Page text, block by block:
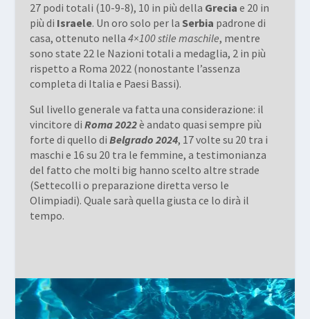
27 podi totali (10-9-8), 10 in più della Grecia e 20 in
più di Israele. Un oro solo per la Serbia padrone di
casa, ottenuto nella 4×100 stile maschile, mentre
sono state 22 le Nazioni totali a medaglia, 2 in più
rispetto a Roma 2022 (nonostante l’assenza
completa di Italia e Paesi Bassi).
Sul livello generale va fatta una considerazione: il
vincitore di Roma 2022è andato quasi sempre più
forte di quello di Belgrado 2024, 17 volte su 20 tra i
maschi e 16 su 20 tra le femmine, a testimonianza
del fatto che molti big hanno scelto altre strade
(Settecolli o preparazione diretta verso le
Olimpiadi). Quale sarà quella giusta ce lo dirà il
tempo.